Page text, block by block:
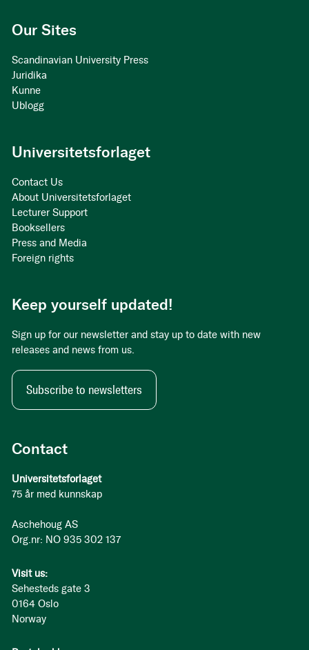
Contact
Universitetsforlaget
75 år med kunnskap
Aschehoug AS
Org.nr: NO 935 302 137
Visit us:
Sehesteds gate 3
0164 Oslo
Norway
Our Sites
Scandinavian University Press
Juridika
Kunne
Ublogg
Universitetsforlaget
Contact Us
About Universitetsforlaget
Lecturer Support
Booksellers
Press and Media
Foreign rights
Keep yourself updated!
Sign up for our newsletter and stay up to date with new
releases and news from us.
Subscribe to newsletters